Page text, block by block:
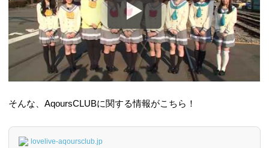
そんな、AqoursCLUBに関する情報がこちら！
lovelive-aqoursclub.jp